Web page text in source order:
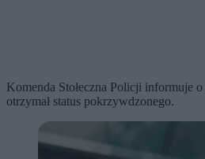
Komenda Stołeczna Policji informuje
otrzymał status pokrzywdzonego.